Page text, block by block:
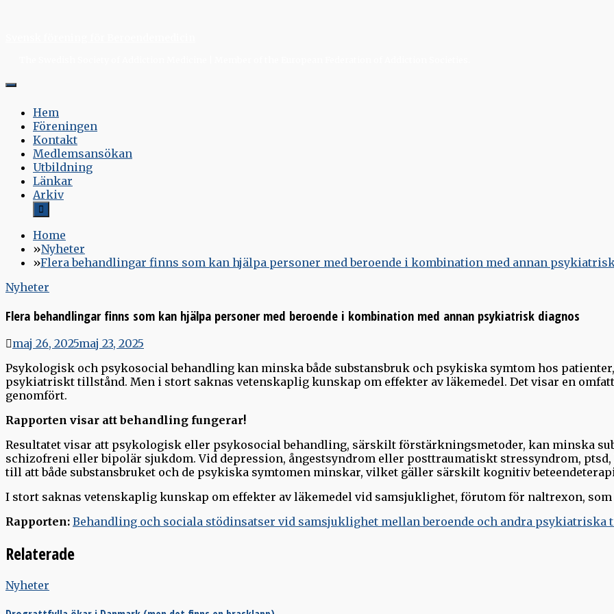
Hem
Föreningen
Kontakt
Medlemsansökan
Utbildning
Länkar
Arkiv
Home
Nyheter
Flera behandlingar finns som kan hjälpa personer med beroende i kombination med annan
Nyheter
Flera behandlingar finns som kan hjälpa personer med beroende i kombination med annan psykiatrisk diagnos
maj 26, 2025maj 23, 2025
Psykologisk och psykosocial behandling kan minska både substansbruk och psykiska symtom hos
psykiatriskt tillstånd. Men i stort saknas vetenskaplig kunskap om effekter av läkemedel. Det visar en
genomfört.
Rapporten visar att behandling fungerar!
Resultatet visar att psykologisk eller psykosocial behandling, särskilt förstärkningsmetoder, kan minska
schizofreni eller bipolär sjukdom. Vid depression, ångestsyndrom eller posttraumatiskt stressyndrom,
till att både substansbruket och de psykiska symtomen minskar, vilket gäller särskilt kognitiv
I stort saknas vetenskaplig kunskap om effekter av läkemedel vid samsjuklighet, förutom för naltrexon,
Rapporten: Behandling och sociala stödinsatser vid samsjuklighet mellan beroende och andra psykiatriska
Relaterade
Nyheter